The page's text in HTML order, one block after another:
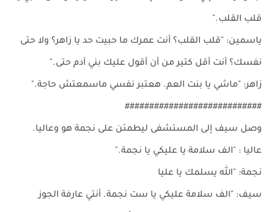
قلب القلب."
ياسمين: "قلب القلب؟ أنت عمرك ما حبيت حد يا زاهر؟ ولا حتى
نفسك؟ أنت أقل كتير من أن أقول عليك بني آدم حتى."
زاهر: "ماشي يا بنت العم. هعتبر نفسي ماسمعتش حاجة."
############################
وصل سيف إلى المستشفى ليطمئن على نجمة هو وعاليا.
عاليا : "الف سلامة يا عليكي يا نجمة."
نجمة: "الله يسلمك يا عليا
سيف: "الف سلامة عليكي يا ست نجمة. أنتي عارفة الجوز